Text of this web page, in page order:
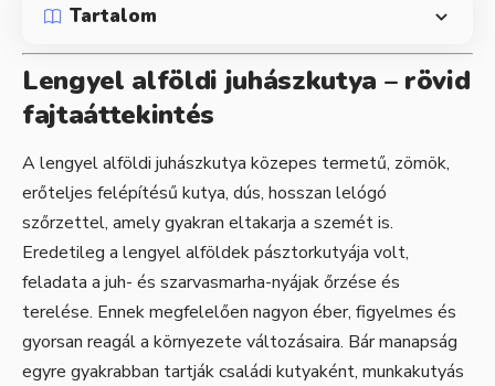
Tartalom
Lengyel alföldi juhászkutya – rövid
fajtaáttekintés
A lengyel alföldi juhászkutya közepes termetű, zömök,
erőteljes felépítésű kutya, dús, hosszan lelógó
szőrzettel, amely gyakran eltakarja a szemét is.
Eredetileg a lengyel alföldek pásztorkutyája volt,
feladata a juh- és szarvasmarha-nyájak őrzése és
terelése. Ennek megfelelően nagyon éber, figyelmes és
gyorsan reagál a környezete változásaira. Bár manapság
egyre gyakrabban tartják családi kutyaként, munkakutyás